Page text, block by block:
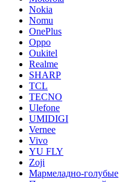
Nokia
Nomu
OnePlus
Oppo
Oukitel
Realme
SHARP
TCL
TECNO
Ulefone
UMIDIGI
Vernee
Vivo
YU FLY
Zoji
Мармеладно-голубые